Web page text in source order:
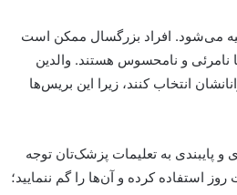
می‌شود. افراد بزرگسال ممکن است
نامرئی و نامحسوس هستند. والدین
انتخاب کنند، زیرا این بریس‌ها
پایبندی به تعلیمات پزشک‌تان توجه
استفاده کرده و آن‌ها را گم ننمایید؛